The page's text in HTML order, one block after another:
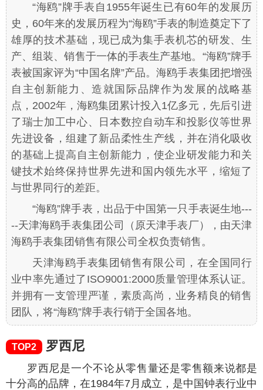
“海鸥”牌手表自1955年诞生已有60年的发展历
史，60年来的发展历程为“海鸥”手表的制造奠定下了
雄厚的技术基础，现已成为集手表机芯的研发、生
产、组装、销售于一体的手表生产基地。“海鸥”牌手
表被国家评为“中国名牌”产品。海鸥手表集团把增强
自主创新能力、造就国际品牌作为发展的战略基
点，2002年，海鸥集团累计投入1亿多元，先后引进
了瑞士加工中心、日本数控自动车和投影仪等世界
先进设备，组建了新品柔性生产线，并在消化吸收
的基础上提高自主创新能力，使企业研发能力和关
键技术始终保持世界先进和国内领先水平，缩短了
与世界同行的差距。
“海鸥”牌手表，出品于中国第一只手表诞生地---
--天津海鸥手表集团公司（原天津手表厂），由天津
海鸥手表集团销售有限公司全权负责销售。
天津海鸥手表集团销售有限公司，在全国同行
业中率先通过了ISO9001:2000质量管理体系认证。
并拥有一支管理严谨，素质高尚，业务精良的销售
团队，将“海鸥”牌手表行销于全国各地。
TOP2 罗西尼
罗西尼是一个不论从零售量还是零售额来说都是
十分高的品牌，在1984年7月成立，是中国钟表行业中